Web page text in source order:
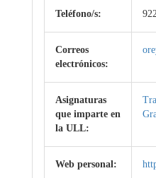
Teléfono/s:
Correos
electrónicos:
Asignaturas
que imparte en
la ULL:
Web personal: